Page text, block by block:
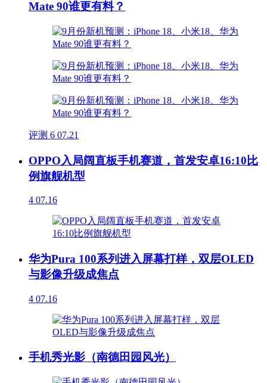
Mate 90谁更有料？
评测 6 07.21
OPPO入局阔直板手机赛道，首发安卓16:10比
例旗舰机型
4 07.16
华为Pura 100系列进入屏幕打样，双层OLED
与影像升级成焦点
4 07.16
手机秀光影（南德田园风光）